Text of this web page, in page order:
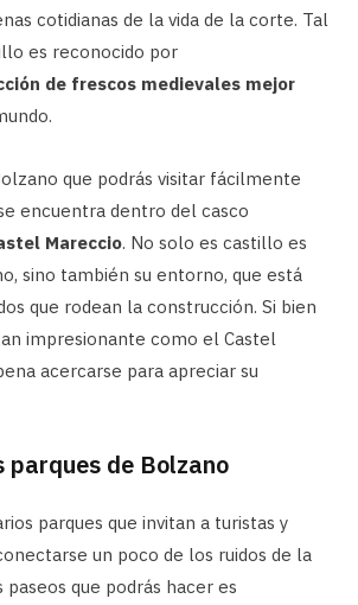
cotidianas de la vida de la corte. Tal
es reconocido por
de frescos medievales mejor
que podrás visitar fácilmente
encuentra dentro del casco
Mareccio. No solo es castillo es
sino también su entorno, que está
que rodean la construcción. Si bien
impresionante como el Castel
acercarse para apreciar su
parques de Bolzano
parques que invitan a turistas y
un poco de los ruidos de la
paseos que podrás hacer es